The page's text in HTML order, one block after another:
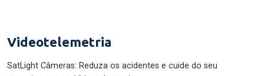
Videotelemetria
SatLight Câmeras: Reduza os acidentes e cuide do seu